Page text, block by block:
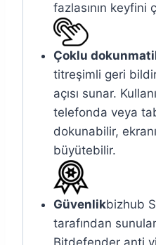
fazlasının keyfini
Çoklu
titreşimli geri
açısı sunar.
telefonda veya
dokunabilir,
büyütebilir.
Güvenlikbizhub
tarafından